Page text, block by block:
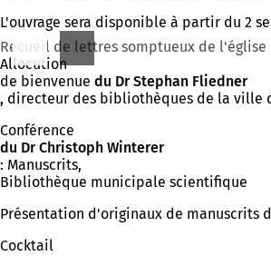
L'ouvrage sera disponible à partir du 2
Recueil de lettres somptueux de l'église
Allocution
de bienvenue du Dr Stephan Fliedner
, directeur des bibliothèques de la ville
Conférence
du Dr Christoph Winterer
: Manuscrits,
Bibliothèque municipale scientifique
Présentation d'originaux de manuscrits
Cocktail